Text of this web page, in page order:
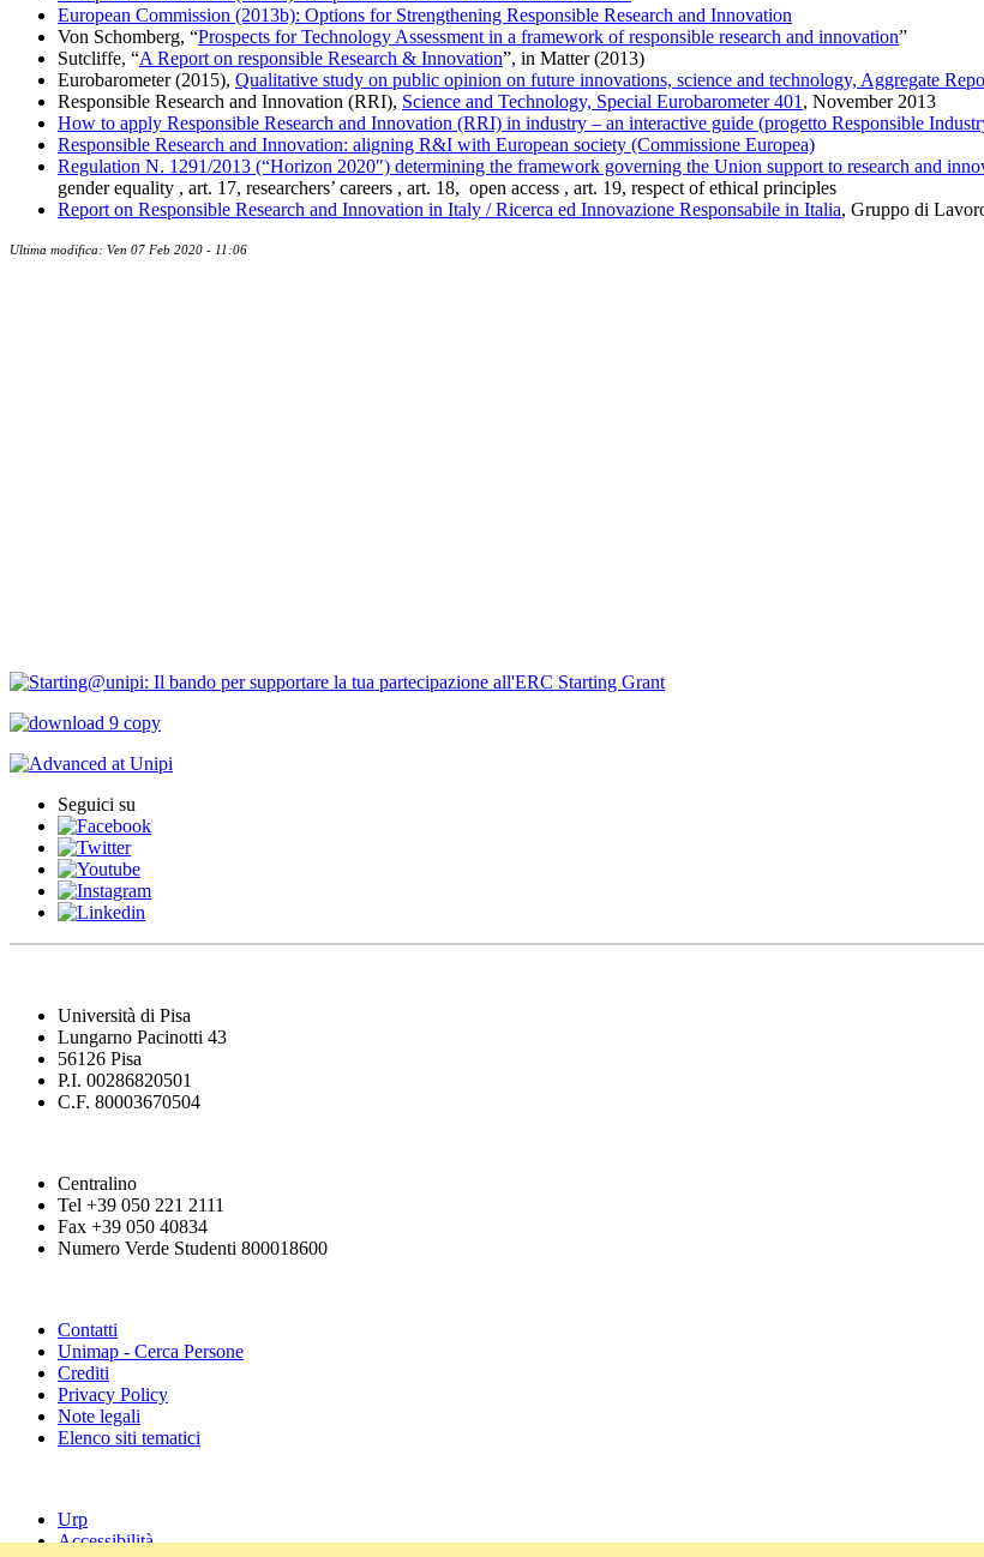
European Commission (2013b): Options for Strengthening Responsible Research and Innovation
Von Schomberg, “Prospects for Technology Assessment in a framework of responsible research and innovation”
Sutcliffe, “A Report on responsible Research & Innovation”, in Matter (2013)
Eurobarometer (2015), Qualitative study on public opinion on future innovations, science and technology, Aggregate
Responsible Research and Innovation (RRI), Science and Technology, Special Eurobarometer 401 , November 2013
How to apply Responsible Research and Innovation (RRI) in industry – an interactive guide (progetto Responsible
Responsible Research and Innovation: aligning R&I with European society (Commissione Europea)
Regulation N. 1291/2013 (“Horizon 2020″) determining the framework governing the Union support to research and
gender equality , art. 17, researchers’ careers , art. 18, open access , art. 19, respect of ethical principles
Report on Responsible Research and Innovation in Italy / Ricerca ed Innovazione Responsabile in Italia, Gruppo di
Ultima modifica: Ven 07 Feb 2020 - 11:06
Seguici su
Università di Pisa
Lungarno Pacinotti 43
56126 Pisa
P.I. 00286820501
C.F. 80003670504
Centralino
Tel +39 050 221 2111
Fax +39 050 40834
Numero Verde Studenti 800018600
Contatti
Unimap - Cerca Persone
Crediti
Privacy Policy
Note legali
Elenco siti tematici
Urp
Accessibilità